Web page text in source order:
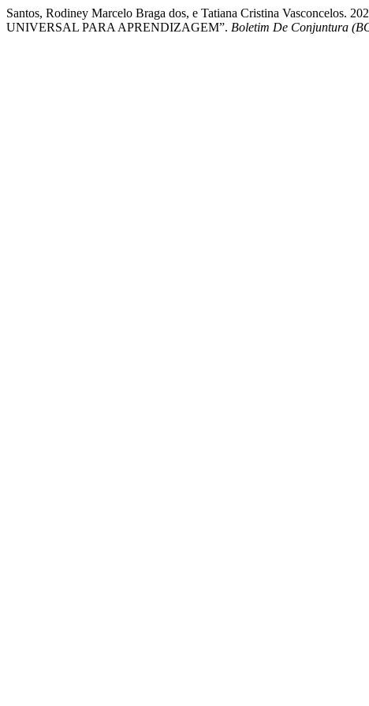
Santos, Rodiney Marcelo Braga dos, e Tatiana Cristina
UNIVERSAL PARA APRENDIZAGEM”. Boletim De Conjuntura